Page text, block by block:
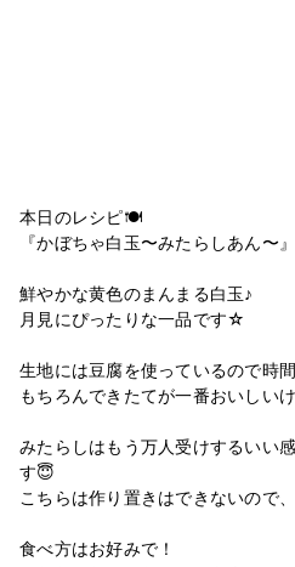
本日のレシピ🍽
『かぼちゃ白玉〜みたらしあん〜』
鮮やかな黄色のまんまる白玉♪
月見にぴったりな一品です☆
生地には豆腐を使っているので時
もちろんできたてが一番おいしいけ
みたらしはもう万人受けするいい
す😇
こちらは作り置きはできないので
食べ方はお好みで！